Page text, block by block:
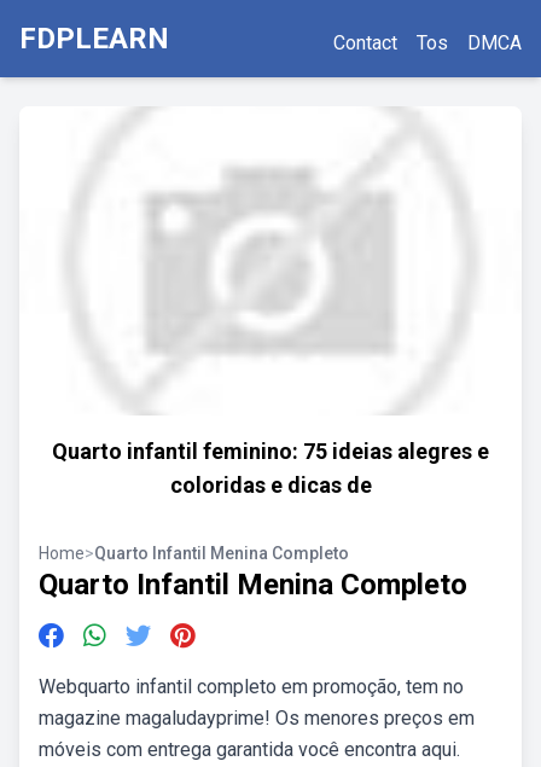
FDPLEARN Contact Tos DMCA
Quarto infantil feminino: 75 ideias alegres e
coloridas e dicas de
Home>Quarto Infantil Menina Completo
Quarto Infantil Menina Completo
Webquarto infantil completo em promoção, tem no
magazine magaludayprime! Os menores preços em
móveis com entrega garantida você encontra aqui.